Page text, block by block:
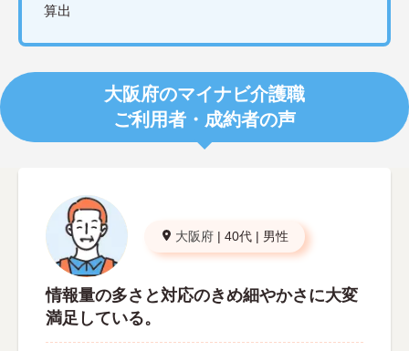
算出
大阪府のマイナビ介護職
ご利用者・成約者の声
大阪府 | 40代 | 男性
情報量の多さと対応のきめ細やかさに大変
満足している。